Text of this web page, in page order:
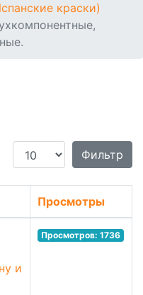
краски)
Кол-во строк:Фильтр
Просмотры
и
Просмотров: 1736